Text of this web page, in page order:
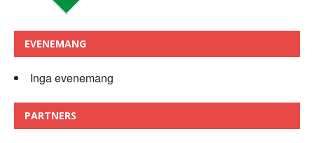
EVENEMANG
Inga evenemang
PARTNERS